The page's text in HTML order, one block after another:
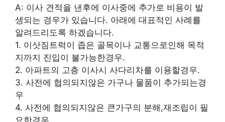
A: 이사 견적을 낸후에 이사중에 추가로 비용이 발
생되는 경우가 있습니다. 아래에 대표적인 사례를
알려드리도록 하겠습니다.
1. 이삿짐트럭이 좁은 골목이나 교통으로인해 목적
지까지 진입이 불가능한경우.
2. 아파트의 고층 이사시 사다리차를 이용할경우.
3. 사전에 협의되지않은 가구나 물품이 추가되는경
우
4. 사전에 협의되지않은 큰가구의 분해,재조립이 필
요한경우